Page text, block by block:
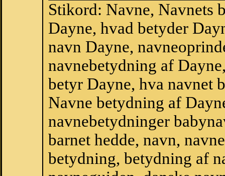
Stikord: Navne, Navnets
Dayne, hvad betyder
navn Dayne,
navnebetydning af
betyr Dayne, hva navnet
Navne betydning af
navnebetydninger
barnet hedde, navn,
betydning, betydning af